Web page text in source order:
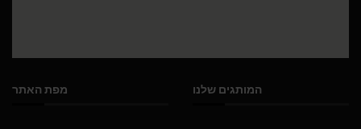
המותגים שלנו מפת האתר